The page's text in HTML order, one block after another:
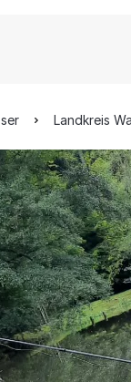
Landkreis